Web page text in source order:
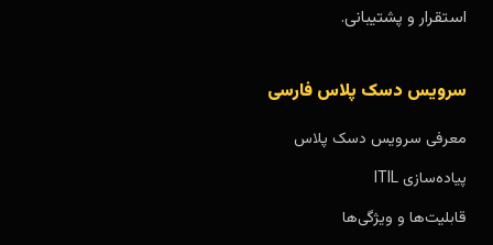
استقرار و پشتیبانی.
سرویس دسک پلاس فارسی
معرفی سرویس دسک پلاس
پیاده‌سازی ITIL
قابلیت‌ها و ویژگی‌ها